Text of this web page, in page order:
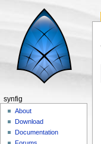
synfig
About
Download
Documentation